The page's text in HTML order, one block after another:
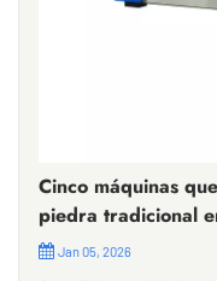
Cinco máquinas
piedra tradicional
Jan 05, 2026